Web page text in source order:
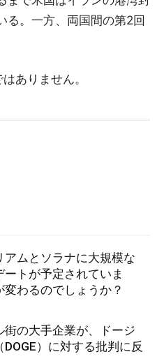
る。一方、両国間の第2回
ありません。
アムとソラナに大規模な
ートが予定されていま
変わるのでしょうか？
街の大手企業が、ドージ
DOGE）に対する批判に反